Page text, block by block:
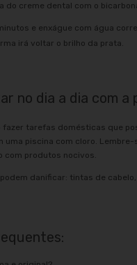
do creme dental com o
e enxágue com água
irá voltar o brilho da prata.
no dia a dia com a
fazer tarefas domésticas que
uma piscina com cloro.
com produtos nocivos.
danificar: tintas de